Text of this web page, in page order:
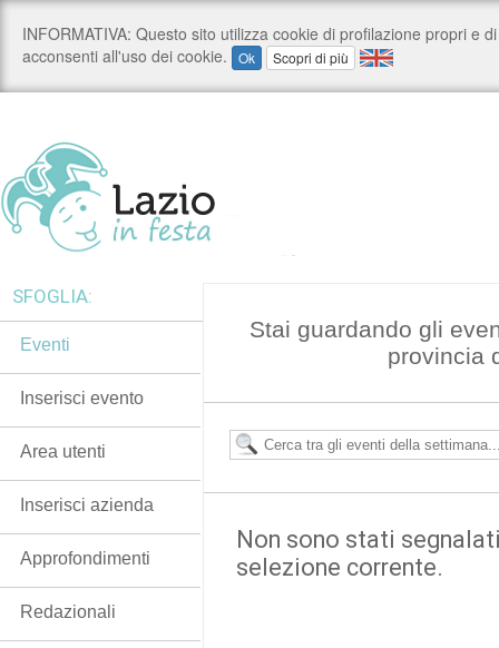
Stai guardando gli
provincia
Non sono stati
selezione corrente.
SFOGLIA:
Eventi
Inserisci evento
Area utenti
Inserisci azienda
Approfondimenti
Redazionali